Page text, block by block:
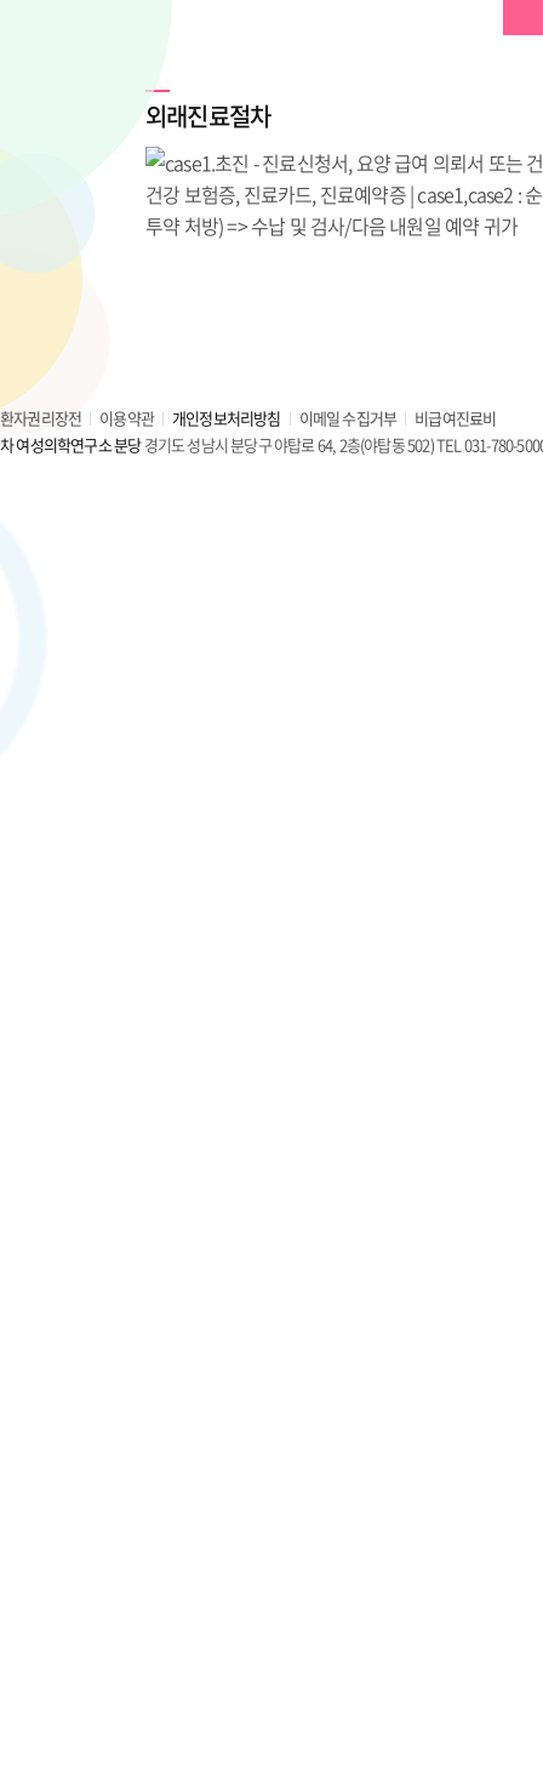
외래진료절차
환자권리장전 이용약관 개인정보처리방침 이메일 수집거부
비급여진료비
차 여성의학연구소 분당경기도 성남시 분당구 야탑로 64, 2층(야탑동 502) TEL 031-780-